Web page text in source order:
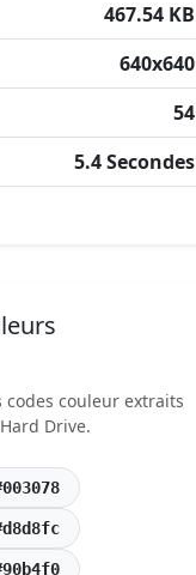
467.54 KB
640x640
54
5.4 Secondes
couleur extraits
Drive.